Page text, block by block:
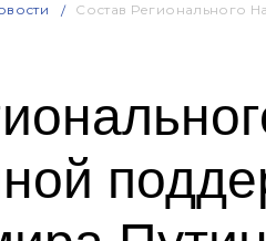
Состав Регионального